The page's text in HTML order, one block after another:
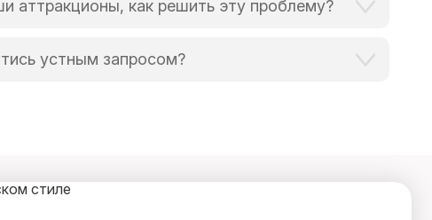
аттракционы, как решить эту проблему?
устным запросом?